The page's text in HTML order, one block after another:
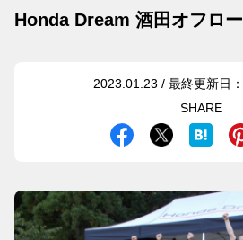
Honda Dream 酒田オフロ
2023.01.23 / 最終更新日
SHARE